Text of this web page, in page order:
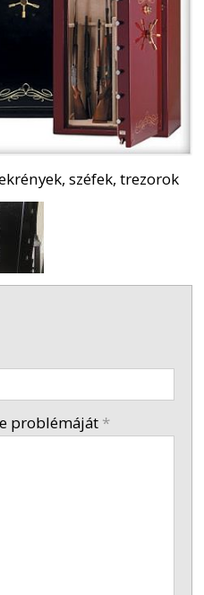
széfek, trezorok
problémáját *